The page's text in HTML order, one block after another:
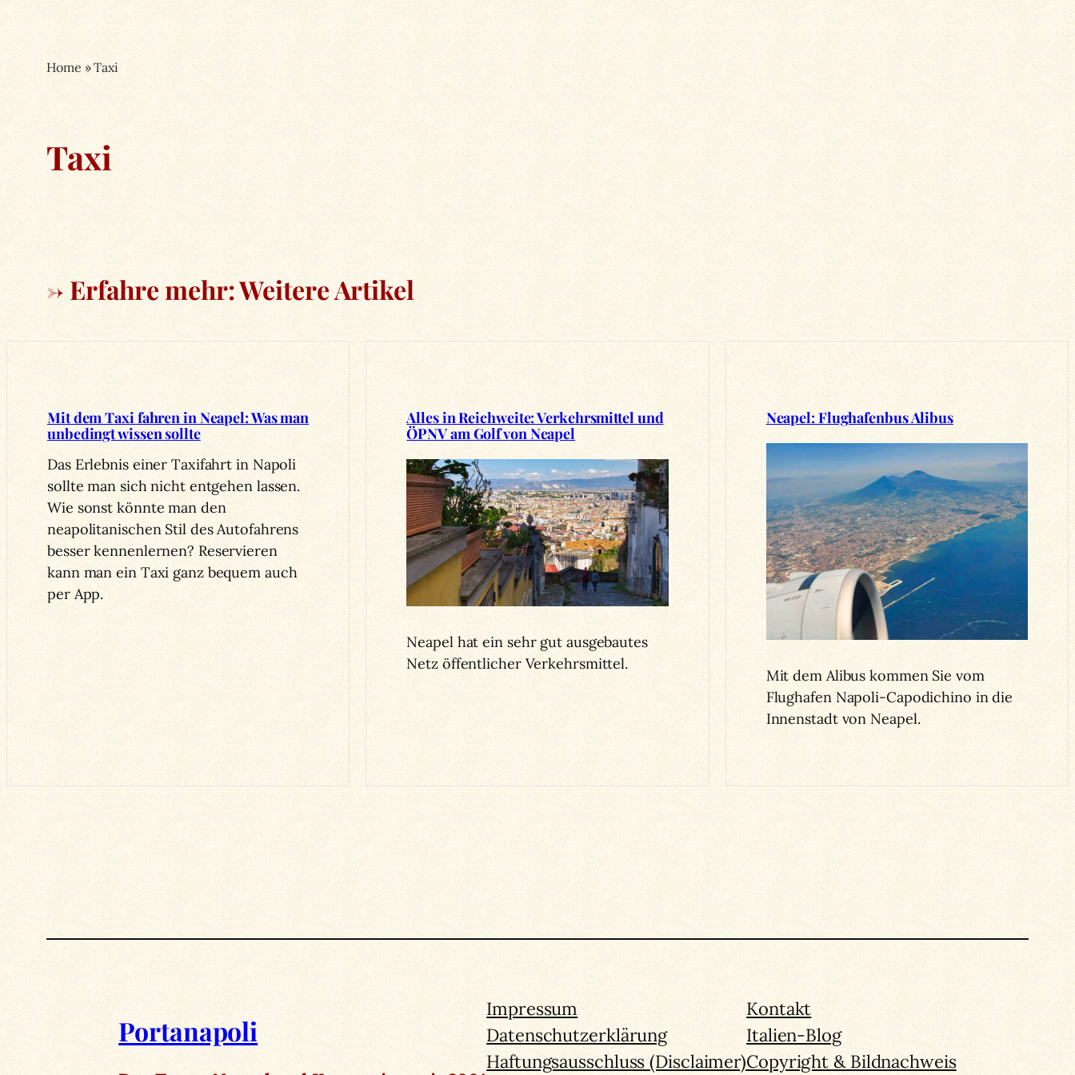
Home »Taxi
Taxi
→ Erfahre mehr: Weitere Artikel
Mit dem Taxi fahren in Neapel: Was man
unbedingt wissen sollte
Das Erlebnis einer Taxifahrt in Napoli
sollte man sich nicht entgehen lassen.
Wie sonst könnte man den
neapolitanischen Stil des Autofahrens
besser kennenlernen? Reservieren
kann man ein Taxi ganz bequem auch
per App.
Alles in Reichweite: Verkehrsmittel und
ÖPNV am Golf von Neapel
Neapel hat ein sehr gut ausgebautes
Netz öffentlicher Verkehrsmittel.
Neapel: Flughafenbus Alibus
Mit dem Alibus kommen Sie vom
Flughafen Napoli-Capodichino in die
Innenstadt von Neapel.
Portanapoli
Impressum
Datenschutzerklärung
Haftungsausschluss (Disclaimer)
Kontakt
Italien-Blog
Copyright & Bildnachweis